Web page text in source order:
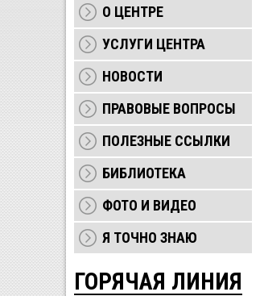
О ЦЕНТРЕ
УСЛУГИ ЦЕНТРА
НОВОСТИ
ПРАВОВЫЕ ВОПРОСЫ
ПОЛЕЗНЫЕ ССЫЛКИ
БИБЛИОТЕКА
ФОТО И ВИДЕО
Я ТОЧНО ЗНАЮ
ГОРЯЧАЯ ЛИНИЯ